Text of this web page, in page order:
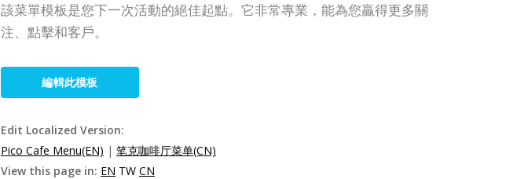
該菜單模板是您下一次活動的絕佳起點。它非常專業，能為您贏得更多關
注、點擊和客戶。
編輯此模板
Edit Localized Version:
Pico Cafe Menu(EN) | 笔克咖啡厅菜单(CN)
View this page in: EN TW CN